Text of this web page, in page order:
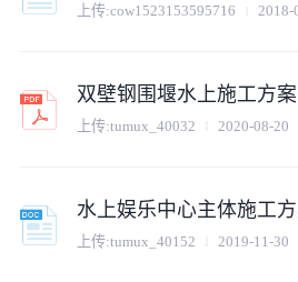
上传:cow1523153595716 2018-
双壁钢围堰水上施工方案
上传:tumux_40032 2020-08-20
水上娱乐中心主体施工
上传:tumux_40152 2019-11-30